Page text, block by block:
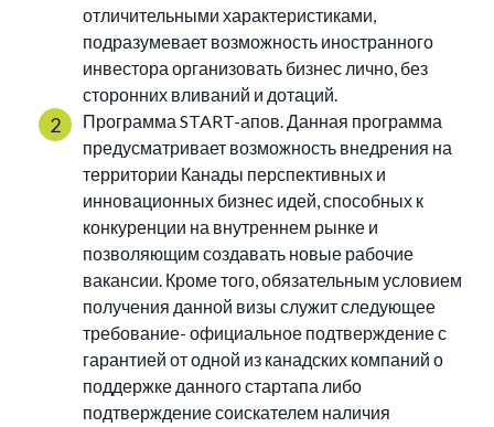
отличительными характеристиками,
подразумевает возможность иностранного
инвестора организовать бизнес лично, без
сторонних вливаний и дотаций.
Программа START-апов. Данная программа
предусматривает возможность внедрения на
территории Канады перспективных и
инновационных бизнес идей, способных к
конкуренции на внутреннем рынке и
позволяющим создавать новые рабочие
вакансии. Кроме того, обязательным условием
получения данной визы служит следующее
требование- официальное подтверждение с
гарантией от одной из канадских компаний о
поддержке данного стартапа либо
подтверждение соискателем наличия